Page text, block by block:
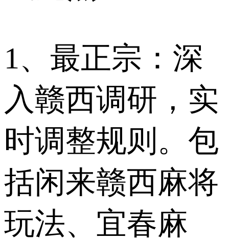
1、最正宗：深
入赣西调研，实
时调整规则。包
括闲来赣西麻将
玩法、宜春麻